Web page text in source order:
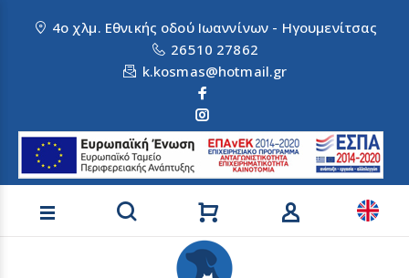
4ο χλμ. Εθνικής οδού Ιωαννίνων - Ηγουμενίτσας
26510 27862
k.kosmas@hotmail.gr
Αναζήτηση προϊόντων